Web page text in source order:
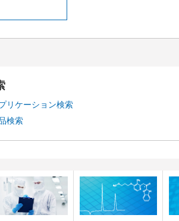
リケーション検索
検索